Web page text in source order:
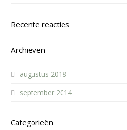
Recente reacties
Archieven
augustus 2018
september 2014
Categorieën